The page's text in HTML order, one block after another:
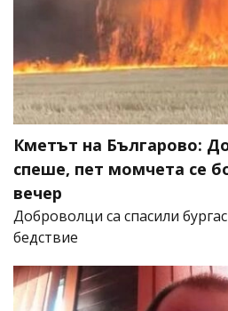
Кметът на Българово:
спеше, пет момчета се
вечер
Доброволци са спасили
бедствие